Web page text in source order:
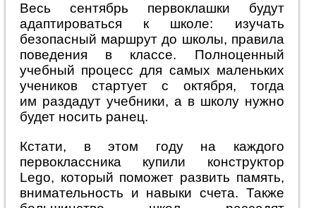
Весь сентябрь первоклашки будут
адаптироваться к школе: изучать
безопасный маршрут до школы, правила
поведения в классе. Полноценный
учебный процесс для самых маленьких
учеников стартует с октября, тогда
им раздадут учебники, а в школу нужно
будет носить ранец.
Кстати, в этом году на каждого
первоклассника купили конструктор
Lego, который поможет развить память,
внимательность и навыки счета. Также